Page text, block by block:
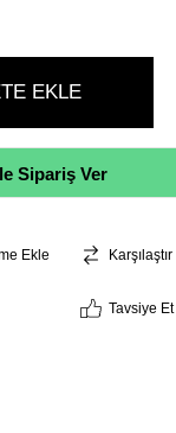
Sipariş Ver
Ekle Karşılaştır
Tavsiye Et